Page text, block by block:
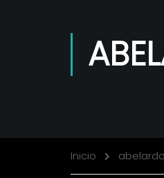
Inicio